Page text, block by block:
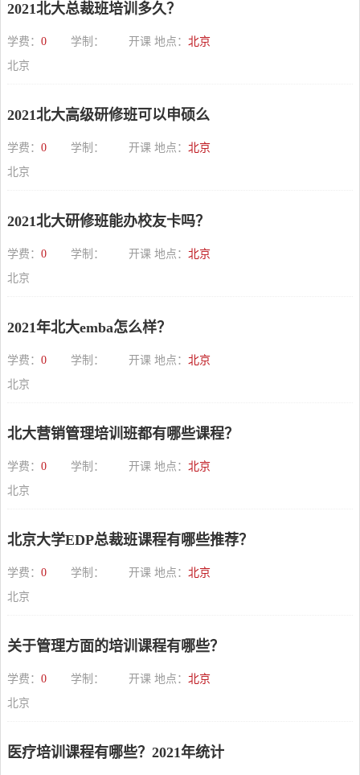
2021北大总裁班培训多久？
学费： 0 学制： 开课 地点： 北京
北京
2021北大高级研修班可以申硕么
学费： 0 学制： 开课 地点： 北京
北京
2021北大研修班能办校友卡吗？
学费： 0 学制： 开课 地点： 北京
北京
2021年北大emba怎么样？
学费： 0 学制： 开课 地点： 北京
北京
北大营销管理培训班都有哪些课程？
学费： 0 学制： 开课 地点： 北京
北京
北京大学EDP总裁班课程有哪些推荐？
学费： 0 学制： 开课 地点： 北京
北京
关于管理方面的培训课程有哪些？
学费： 0 学制： 开课 地点： 北京
北京
医疗培训课程有哪些？2021年统计